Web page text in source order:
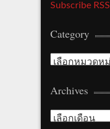
Subscribe RSS
Category
Category
Archives
Archives